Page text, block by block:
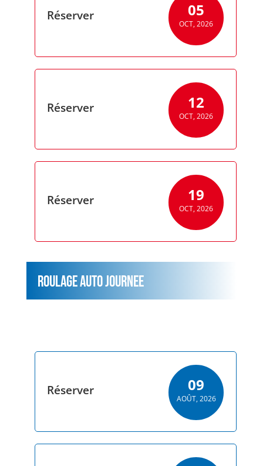
05
OCT, 2026
Réserver
12
OCT, 2026
Réserver
19
OCT, 2026
Réserver
ROULAGE AUTO JOURNEE
09
AOÛT, 2026
Réserver